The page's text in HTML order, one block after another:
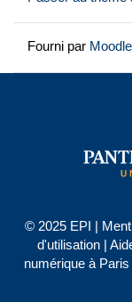
Fourni par Moodle
© 2025 EPI |
d'utilisation|
numérique à Paris